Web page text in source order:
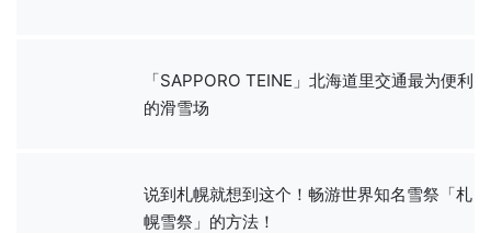
「SAPPORO TEINE」北海道里交通最为便利
的滑雪场
说到札幌就想到这个！畅游世界知名雪祭「札
幌雪祭」的方法！